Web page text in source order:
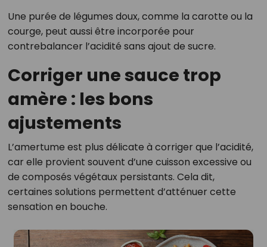
Une purée de légumes doux, comme la carotte ou la
courge, peut aussi être incorporée pour
contrebalancer l’acidité sans ajout de sucre.
Corriger une sauce trop
amère : les bons
ajustements
L’amertume est plus délicate à corriger que l’acidité,
car elle provient souvent d’une cuisson excessive ou
de composés végétaux persistants. Cela dit,
certaines solutions permettent d’atténuer cette
sensation en bouche.